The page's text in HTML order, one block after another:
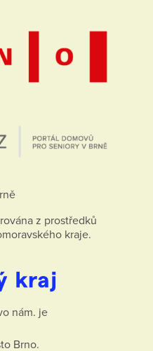
z prostředků
kraje.
nám. je
Brno.